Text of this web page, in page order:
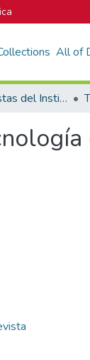
All of
Portal de Revistas del Instituto Tecnológico de Costa Rica